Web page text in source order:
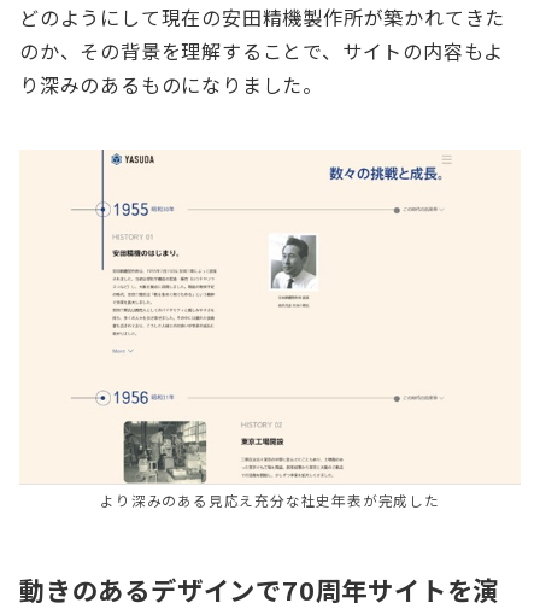
どのようにして現在の安田精機製作所が築かれてきた
のか、その背景を理解することで、サイトの内容もよ
り深みのあるものになりました。
より深みのある見応え充分な社史年表が完成した
動きのあるデザインで70周年サイトを演